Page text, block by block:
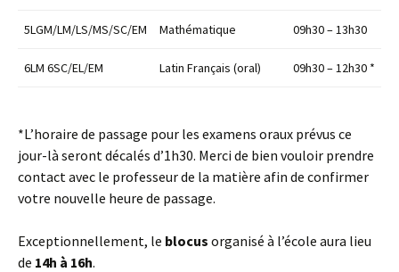
5LGM/LM/LS/MS/SC/EM Mathématique 09h30 – 13h30
6LM 6SC/EL/EM Latin Français (oral) 09h30 – 12h30 *
*L’horaire de passage pour les examens oraux prévus ce
jour-là seront décalés d’1h30. Merci de bien vouloir prendre
contact avec le professeur de la matière afin de confirmer
votre nouvelle heure de passage.
Exceptionnellement, le blocus organisé à l’école aura lieu
de 14h à 16h.